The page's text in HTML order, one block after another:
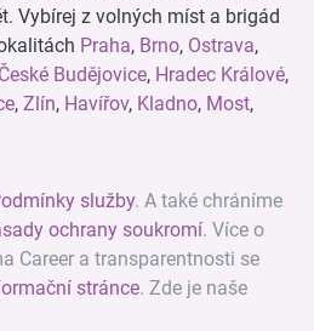
Vybírej z volných míst a brigád
Praha, Brno, Ostrava,
České Budějovice, Hradec Králové,
, Zlín, Havířov, Kladno, Most,
služby. A také chráníme
ochrany soukromí. Více o
Career a transparentnosti se
stránce. Zde je naše